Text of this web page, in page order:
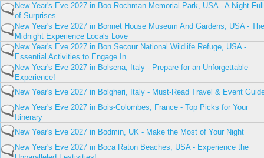
New Year's Eve 2027 in Boo Rochman Memorial Park, USA - A Night Full
of Surprises
New Year's Eve 2027 in Bonnet House Museum And Gardens, USA - The
Midnight Experience Locals Love
New Year's Eve 2027 in Bon Secour National Wildlife Refuge, USA -
Essential Activities to Engage In
New Year's Eve 2027 in Bolsena, Italy - Prepare for an Unforgettable
Experience!
New Year's Eve 2027 in Bolgheri, Italy - Must-Read Travel & Event
New Year's Eve 2027 in Bois-Colombes, France - Top Picks for Your
Itinerary
New Year's Eve 2027 in Bodmin, UK - Make the Most of Your Night
New Year's Eve 2027 in Boca Raton Beaches, USA - Experience the